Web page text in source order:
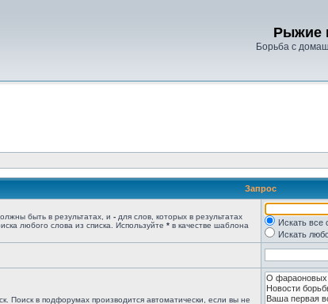
Рыжие
Борьба с
Запрос
быть в результатах, и - для слов, которых в результатах
любого слова из списка. Используйте * в качестве шаблона
Искать все
Искать
в подфорумах производится автоматически, если вы не